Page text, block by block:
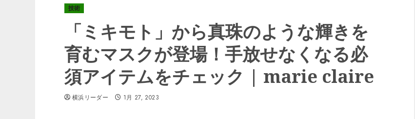
技術
「ミキモト」から真珠のような輝きを
育むマスクが登場！手放せなくなる必
須アイテムをチェック | marie claire
横浜リーダー 1月 27, 2023